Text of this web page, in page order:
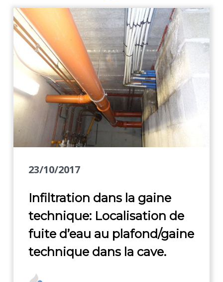
23/10/2017
Infiltration dans la gaine
technique: Localisation de
fuite d’eau au plafond/gaine
technique dans la cave.